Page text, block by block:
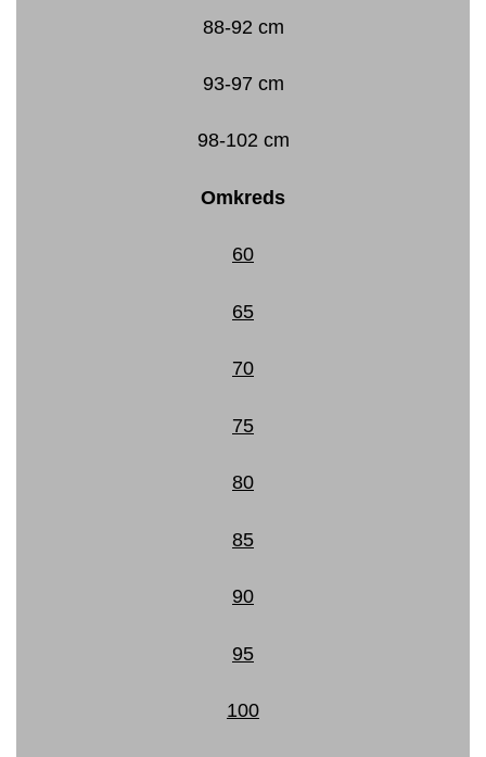
88-92 cm
93-97 cm
98-102 cm
Omkreds
60
65
70
75
80
85
90
95
100